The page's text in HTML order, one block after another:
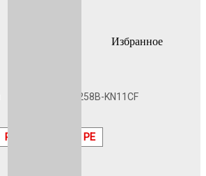
Избранное
A7016PEU258B-KN11CF
RAL 7016 PE